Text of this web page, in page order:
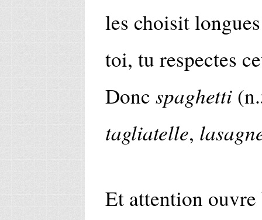
les choisit
toi, tu respectes
Donc spaghetti
tagliatelle,
Et attention ouvre